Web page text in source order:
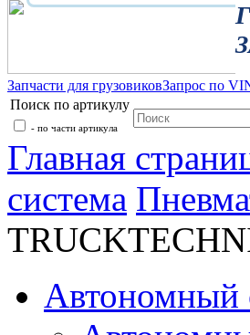
Запчасти для грузовиковЗапрос по
Поиск по артикулу
- по части артикула
Главная
система
Автономный